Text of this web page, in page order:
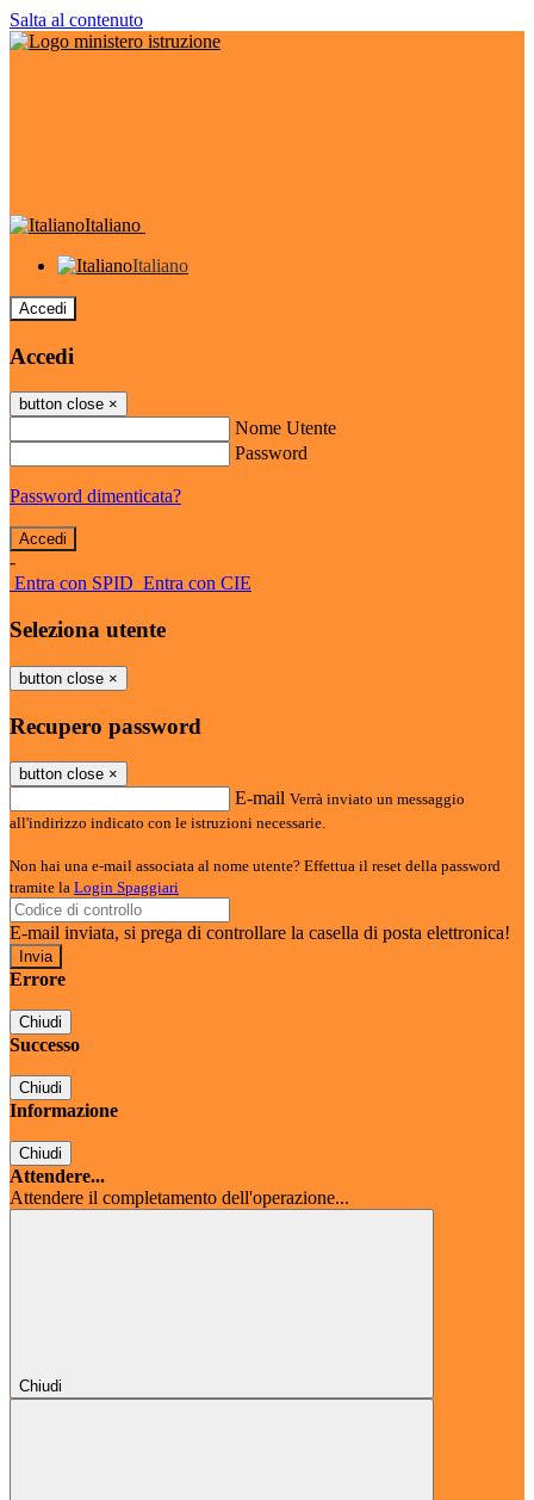
Salta al contenuto
Italiano
Italiano
Accedi
Accedi
button close ×
Nome Utente
Password
Password dimenticata?
-
Entra con SPID Entra con CIE
Seleziona utente
button close ×
Recupero password
button close ×
E-mail Verrà inviato un messaggio
all'indirizzo indicato con le istruzioni necessarie.
Non hai una e-mail associata al nome utente? Effettua il reset della password
tramite la Login Spaggiari
E-mail inviata, si prega di controllare la casella di posta elettronica!
Errore
Chiudi
Successo
Chiudi
Informazione
Chiudi
Attendere...
Attendere il completamento dell'operazione...
Chiudi